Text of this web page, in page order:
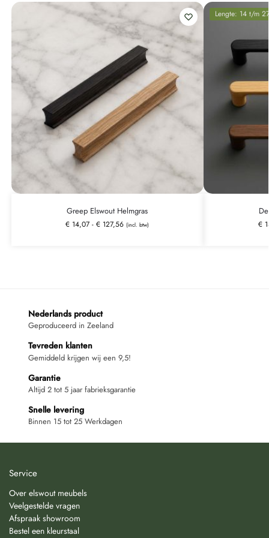
Greep Elswout Helmgras
€ 14,07 - € 127,56 (incl. btw)
Lengte: 14 t/m
€
Nederlands product
Geproduceerd in Zeeland
Tevreden klanten
Gemiddeld krijgen wij een 9,5!
Garantie
Altijd 2 tot 5 jaar fabrieksgarantie
Snelle levering
Binnen 15 tot 25 Werkdagen
Service
Over elswout meubels
Veelgestelde vragen
Afspraak showroom
Bestel een kleurstaal